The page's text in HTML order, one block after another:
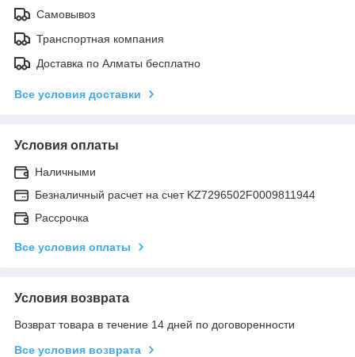
Самовывоз
Транспортная компания
Доставка по Алматы бесплатно
Все условия доставки
Условия оплаты
Наличными
Безналичный расчет на счет KZ7296502F0009811944
Рассрочка
Все условия оплаты
Условия возврата
Возврат товара в течение 14 дней по договоренности
Все условия возврата